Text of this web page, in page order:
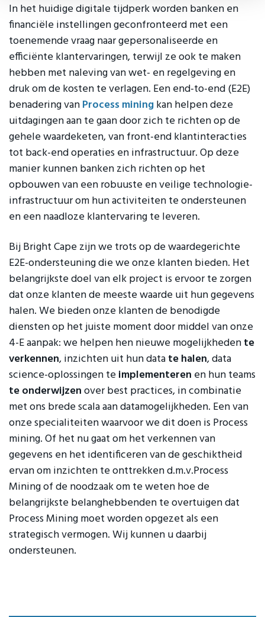
In het huidige digitale tijdperk worden banken en
financiële instellingen geconfronteerd met een
toenemende vraag naar gepersonaliseerde en
efficiënte klantervaringen, terwijl ze ook te maken
hebben met naleving van wet- en regelgeving en
druk om de kosten te verlagen. Een end-to-end (E2E)
benadering vanProcess miningkan helpen deze
uitdagingen aan te gaan door zich te richten op de
gehele waardeketen, van front-end klantinteracties
tot back-end operaties en infrastructuur. Op deze
manier kunnen banken zich richten op het
opbouwen van een robuuste en veilige technologie-
infrastructuur om hun activiteiten te ondersteunen
en een naadloze klantervaring te leveren.
Bij Bright Cape zijn we trots op de waardegerichte
E2E-ondersteuning die we onze klanten bieden. Het
belangrijkste doel van elk project is ervoor te zorgen
dat onze klanten de meeste waarde uit hun gegevens
halen. We bieden onze klanten de benodigde
diensten op het juiste moment door middel van onze
4-E aanpak: we helpen hen nieuwe mogelijkhedente
verkennen, inzichten uit hun datate halen, data
science-oplossingen teimplementeren en hun teams
te onderwijzenover best practices, in combinatie
met ons brede scala aan datamogelijkheden. Een van
onze specialiteiten waarvoor we dit doen is Process
mining. Of het nu gaat om het verkennen van
gegevens en het identificeren van de geschiktheid
ervan om inzichten te onttrekken d.m.v.Process
Mining of de noodzaak om te weten hoe de
belangrijkste belanghebbenden te overtuigen dat
Process Mining moet worden opgezet als een
strategisch vermogen. Wij kunnen u daarbij
ondersteunen.